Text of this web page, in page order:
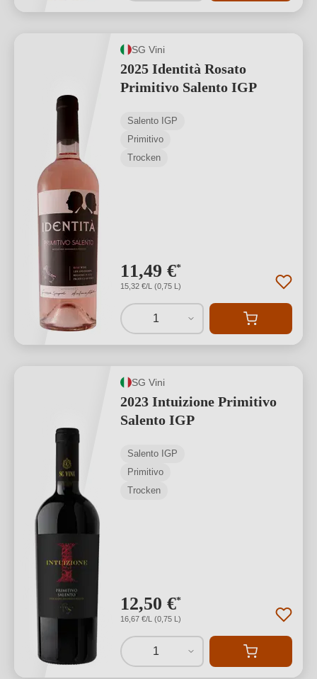
SG Vini
2025 Identità Rosato
Primitivo Salento IGP
Salento IGP
Primitivo
Trocken
11,49 €*
15,32 €/L (0,75 L)
1
SG Vini
2023 Intuizione Primitivo
Salento IGP
Salento IGP
Primitivo
Trocken
12,50 €*
16,67 €/L (0,75 L)
1